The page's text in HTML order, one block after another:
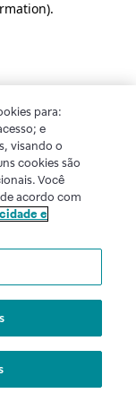
.
para:
e
visando o
cookies são
Você
acordo com
e